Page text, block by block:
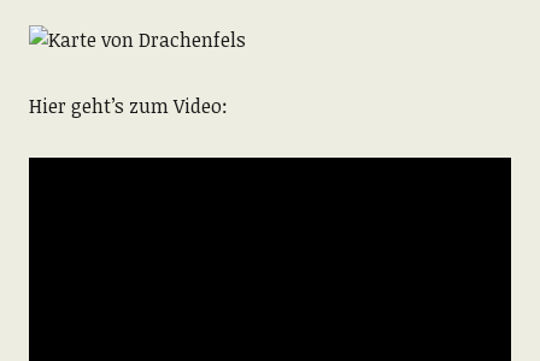
Hier geht’s zum Video: